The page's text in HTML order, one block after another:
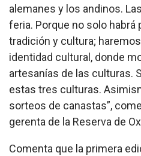
alemanes y los andinos.
feria. Porque no solo
tradición y cultura;
identidad cultural, donde
artesanías de las culturas.
estas tres culturas.
sorteos de canastas”,
gerenta de la Reserva de
Comenta que la primera